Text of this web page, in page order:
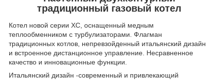
традиционный газовый котел
Котел новой серии XC, оснащенный медным
теплообменником с турбулизаторами. Флагман
традиционных котлов, непревзойденный итальянский дизайн
и встроенное дистанционное управление. Несравненное
качество и инновационные функции.
Итальянский дизайн -современный и привлекающий